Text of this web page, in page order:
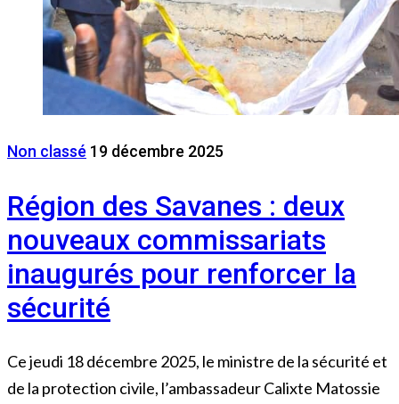
Non classé 19 décembre 2025
Région des Savanes : deux
nouveaux commissariats
inaugurés pour renforcer la
sécurité
Ce jeudi 18 décembre 2025, le ministre de la sécurité et
de la protection civile, l’ambassadeur Calixte Matossie